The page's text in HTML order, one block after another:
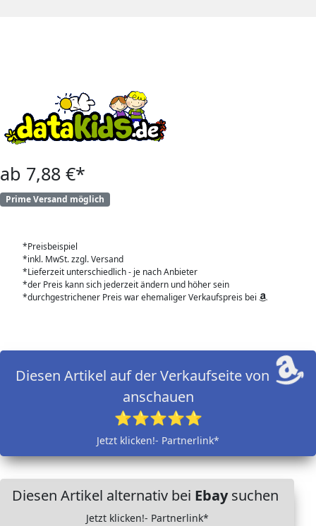
ab 7,88 €*
Prime Versand möglich
*Preisbeispiel
*inkl. MwSt. zzgl. Versand
*Lieferzeit unterschiedlich - je nach Anbieter
*der Preis kann sich jederzeit ändern und höher sein
*durchgestrichener Preis war ehemaliger Verkaufspreis bei
Diesen Artikel auf der Verkaufseite von
anschauen
⭐⭐⭐⭐⭐
Jetzt klicken!- Partnerlink*
Diesen Artikel alternativ bei Ebaysuchen
Jetzt klicken!- Partnerlink*